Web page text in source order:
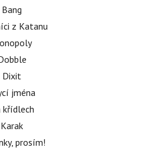
Bang
z Katanu
Dixit
jména
křídlech
Karak
prosím!